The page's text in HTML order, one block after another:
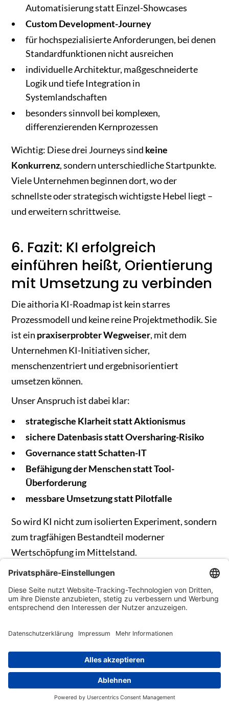
Automatisierung statt Einzel-Showcases
Custom Development-Journey
für hochspezialisierte Anforderungen, bei denen
Standardfunktionen nicht ausreichen
individuelle Architektur, maßgeschneiderte
Logik und tiefe Integration in
Systemlandschaften
besonders sinnvoll bei komplexen,
differenzierenden Kernprozessen
Wichtig: Diese drei Journeys sind keine
Konkurrenz, sondern unterschiedliche Startpunkte.
Viele Unternehmen beginnen dort, wo der
schnellste oder strategisch wichtigste Hebel liegt –
und erweitern schrittweise.
6. Fazit: KI erfolgreich
einführen heißt, Orientierung
mit Umsetzung zu verbinden
Die aithoria KI-Roadmap ist kein starres
Prozessmodell und keine reine Projektmethodik. Sie
ist ein praxiserprobter Wegweiser, mit dem
Unternehmen KI-Initiativen sicher,
menschenzentriert und ergebnisorientiert
umsetzen können.
Unser Anspruch ist dabei klar:
strategische Klarheit statt Aktionismus
sichere Datenbasis statt Oversharing-Risiko
Governance statt Schatten-IT
Befähigung der Menschen statt Tool-
Überforderung
messbare Umsetzung statt Pilotfalle
So wird KI nicht zum isolierten Experiment, sondern
zum tragfähigen Bestandteil moderner
Wertschöpfung im Mittelstand.
Im nächsten Teil unserer Blog-Serie schauen wir uns
die drei Journeys im Detail an – und zeigen, welcher
Einstiegspfad für welche Ausgangslage besonders
Torsten Hufsky